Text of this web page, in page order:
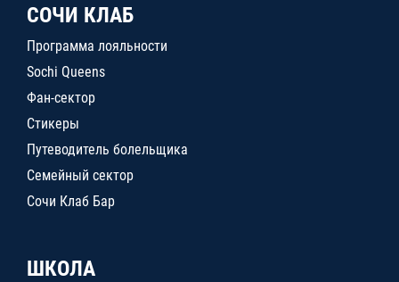
СОЧИ КЛАБ
Программа лояльности
Sochi Queens
Фан-сектор
Стикеры
Путеводитель болельщика
Семейный сектор
Сочи Клаб Бар
ШКОЛА